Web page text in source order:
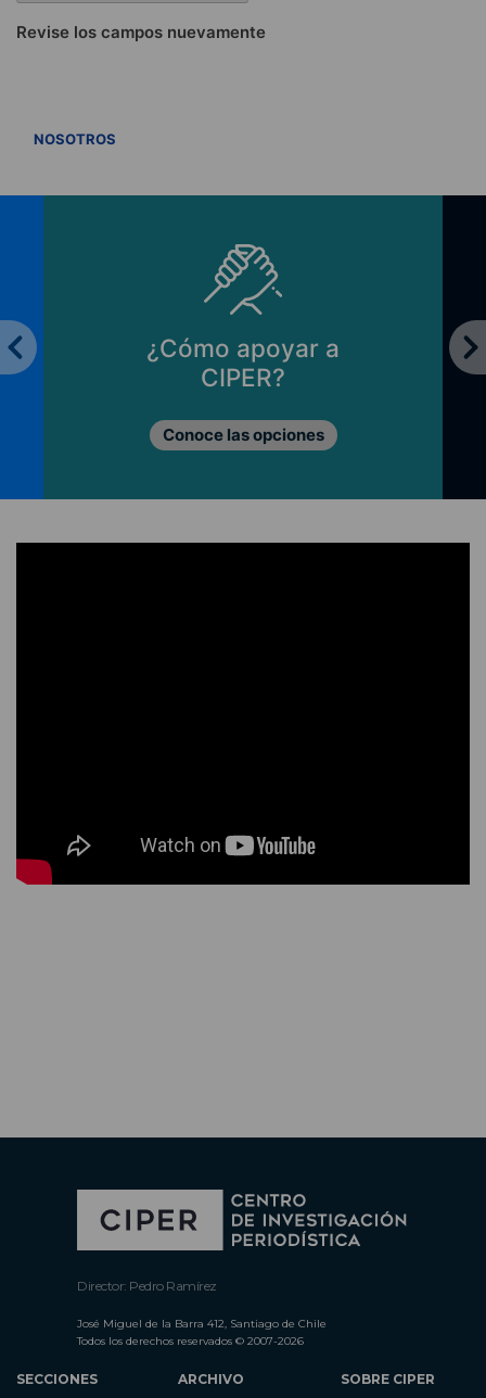
Revise los campos nuevamente
NOSOTROS
¿Cómo apoyar a
CIPER?
Conoce las opciones
Director: Pedro Ramírez
José Miguel de la Barra 412, Santiago de Chile
Todos los derechos reservados © 2007-2026
SECCIONES ARCHIVO SOBRE CIPER